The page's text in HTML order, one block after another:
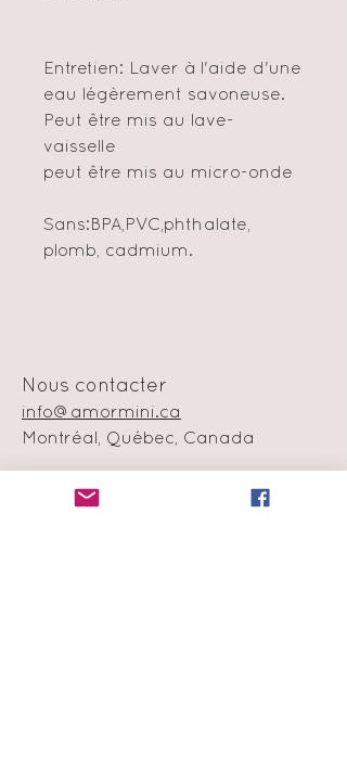
Entretien: Laver à l'aide d'une
eau légèrement savoneuse.
Peut être mis au lave-
vaisselle
peut être mis au micro-onde
Sans:BPA,PVC,phthalate,
plomb, cadmium.
Nous contacter
info@amormini.ca
Montréal, Québec, Canada
Politique en matière de cookie